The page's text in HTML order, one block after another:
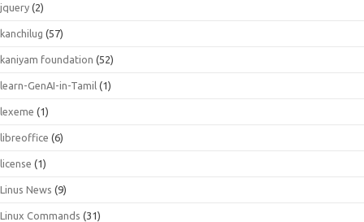
jquery (2)
kanchilug (57)
kaniyam foundation (52)
learn-GenAI-in-Tamil (1)
lexeme (1)
libreoffice (6)
license (1)
Linus News (9)
Linux Commands (31)